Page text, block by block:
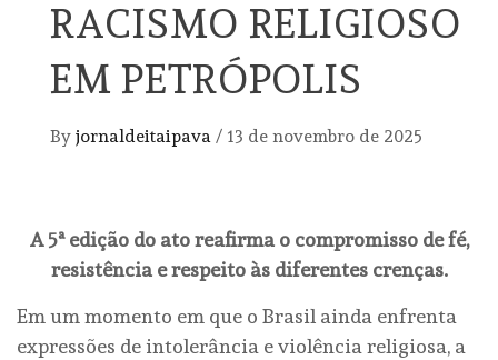
RACISMO RELIGIOSO
EM PETRÓPOLIS
By jornaldeitaipava / 13 de novembro de 2025
A 5ª edição do ato reafirma o compromisso de fé,
resistência e respeito às diferentes crenças.
Em um momento em que o Brasil ainda enfrenta
expressões de intolerância e violência religiosa, a